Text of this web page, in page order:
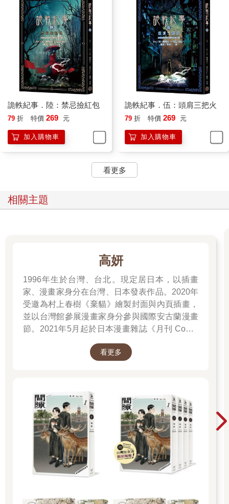
而阿盛也看到了，小梅拉開襪子之後，她小腿的「那個東西」。
那是五條暗紅色的長條紋路，像藤蔓般攀爬在她小腿肚之上，阿
盛基於直覺，喊出了他腦中第一個反映出的名詞。
「手印？」
是手印，像是某個人用手抓著小梅的小腿，正要往某地方拖下
【平安夜宴上的漂亮姐姐】 星子
寒冬夜裡一戶人家，昏暗房間小木桌上，擺滿高低不一的蠟燭和
一只黃銅檀香爐，燭光搖曳閃爍，檀香煙霧裊裊升起。
檀香爐前，橫擺著一把生魚片刀，刀身上寫著密密麻麻的血色符
籙。
一對小姐弟淚流滿面地跪在小桌前，雙手合十祈禱。
房門外響著一聲聲男人哽咽哀求。「瓊姑仙……求求妳……放過
我兒子女兒，妳要命，我的命給妳……我孩子還小……他
男人還沒說完，彷彿受到襲擊般痛苦哀號起來，伴隨著一記記沉
重擊打聲。
動著猶如陰邪凶獸般的聲音。「不……好……」
「咳咳……瓊姑仙、瓊姑仙……」男人一面賞自己巴掌，一面哭
著說：「放過我孩子吧……不甘他們的事啊……」
「不……好……」男人喉間響起這兩個字，一手揪住自己後腦頭
髮重重一按，將男人臉面往玻璃廳桌重重一按。
磅啷──玻璃廳桌被男人用臉撞裂炸碎。
男人跪倒在地，鼻梁歪斜，臉龐破出好幾道可怕裂口，鮮血瞬間
染紅了整張臉。
「爸爸──」姐弟倆哭叫著奔到男人身旁，不顧一地碎玻璃，噗通
跪下，抱著男人大腿，大哭哀求。「瓊姑仙不要打我爸爸……」
「瓊姑仙！不要！」「好痛！」小姐弟驚恐哀求，但男人手勁奇
大無比，轉眼就將姐弟倆拖回房中，推倒在小桌前，接著一把拿
起桌上那柄寫滿血字符籙的生魚片刀。
「請瓊姑仙……做事……」男人兩隻眼睛閃爍著奇異光芒、歪著
腦袋，握著生魚片刀朝胳臂這兒割割、那兒劃劃，彷彿在測試刀
刃銳利程度。「要付出……代價……」
男人挺直身子、仰高腦袋、張大嘴巴、伸出舌頭，舉起生魚片
刀，豎著從舌尖往下一拉，將舌頭切成猶如蛇信般的分岔形狀。
笑大吼：「要付出代價──」
詭軼紀事．陸：禁忌撿紅包
79 折 特價 269 元
加入購物車
詭軼紀事．伍：頭肩三把火
79 折 特價 269 元
加入購物車
看更多
相關主題
高妍
1996年生於台灣、台北。現定居日本，以插畫
家、漫畫家身分在台灣、日本發表作品。2020年
受邀為村上春樹《棄貓》繪製封面與內頁插畫，
並以台灣館參展漫畫家身分參與國際安古蘭漫畫
節。2021年5月起於日本漫畫雜誌《月刊 Comic
於2022年5月於台日同步發行單行本，爾後獲得
等肯定。2023年4月起再度於《月刊 Comic
Beam》連載新作《間隙》。
看更多